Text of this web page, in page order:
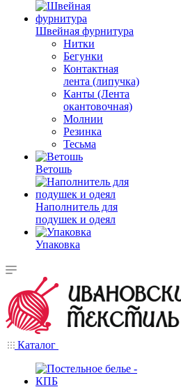
Швейная фурнитура
Нитки
Бегунки
Контактная
лента (липучка)
Канты (Лента
окантовочная)
Молнии
Резинка
Тесьма
Ветошь
Наполнитель для
подушек и одеял
Упаковка
Каталог